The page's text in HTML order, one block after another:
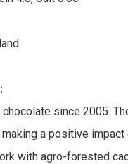
since 2005.
a positive impact
with agro-forested